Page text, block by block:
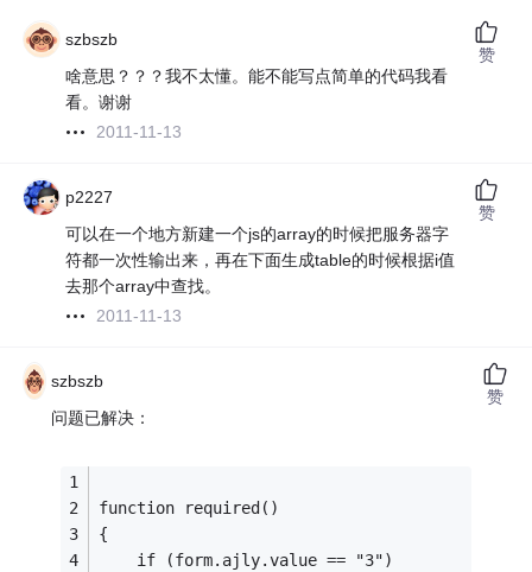
szbszb
啥意思？？？我不太懂。能不能写点简单的代码我看
看。谢谢
2011-11-13
赞
p2227
可以在一个地方新建一个js的array的时候把服务器字
符都一次性输出来，再在下面生成table的时候根据i值
去那个array中查找。
2011-11-13
赞
szbszb
问题已解决：
function required()
	if (form.ajly.value == "3")
赞